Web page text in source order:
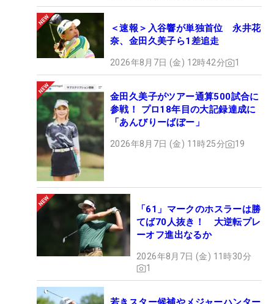
＜速報＞入谷響が単独首位 永井花
奈、金田久美子ら1差追走
2026年8月7日 (金) 12時42分 1
金田久美子がツアー通算500試合に
参戦！ プロ18年目の大記録達成に
「あんびりーばぼー」
2026年8月7日 (金) 11時25分 19
「61」マークのホスラーは勝
てば70人抜き！ 大逆転プレ
ーオフ進出なるか
2026年8月7日 (金) 11時30分
1